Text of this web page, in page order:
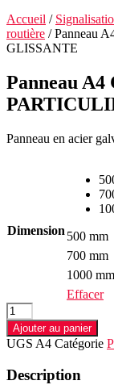
Accueil /
routière / Panneau
GLISSANTE
Panneau A4
Panneau en acier
Dimension 500 mm
700 mm
1000 mm
Effacer
quantité
de
Panneau
A4
CHAUSSEE
Ajouter au panier
UGS A4 Catégorie
Description